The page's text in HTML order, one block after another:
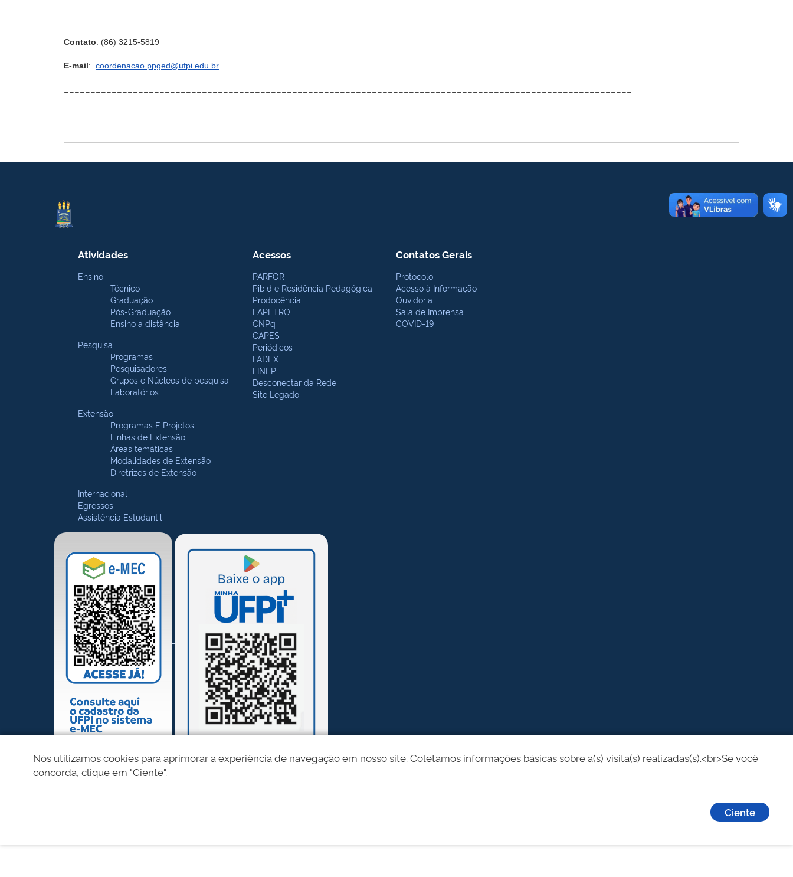
Contato: (86) 3215-5819
E-mail: coordenacao.ppged@ufpi.edu.br
Atividades
Ensino
Técnico
Graduação
Pós-Graduação
Ensino a distância
Pesquisa
Programas
Pesquisadores
Grupos e Núcleos de pesquisa
Laboratórios
Extensão
Programas E Projetos
Linhas de Extensão
Áreas temáticas
Modalidades de Extensão
Diretrizes de Extensão
Internacional
Egressos
Assistência Estudantil
Acessos
PARFOR
Pibid e Residência Pedagógica
Prodocência
LAPETRO
CNPq
CAPES
Periódicos
FADEX
FINEP
Desconectar da Rede
Site Legado
Contatos Gerais
Protocolo
Acesso à Informação
Ouvidoria
Sala de Imprensa
COVID-19
Nós utilizamos cookies para aprimorar a experiência de navegação em nosso site. Coletamos informações básicas sobre a(s) visita(s) realizadas(s).<br>Se você
concorda, clique em "Ciente".
Ciente